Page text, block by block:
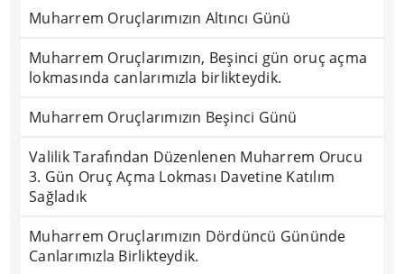
Muharrem Oruçlarımızın Altıncı Günü
Muharrem Oruçlarımızın, Beşinci gün oruç açma
lokmasında canlarımızla birlikteydik.
Muharrem Oruçlarımızın Beşinci Günü
Valilik Tarafından Düzenlenen Muharrem Orucu
3. Gün Oruç Açma Lokması Davetine Katılım
Sağladık
Muharrem Oruçlarımızın Dördüncü Gününde
Canlarımızla Birlikteydik.